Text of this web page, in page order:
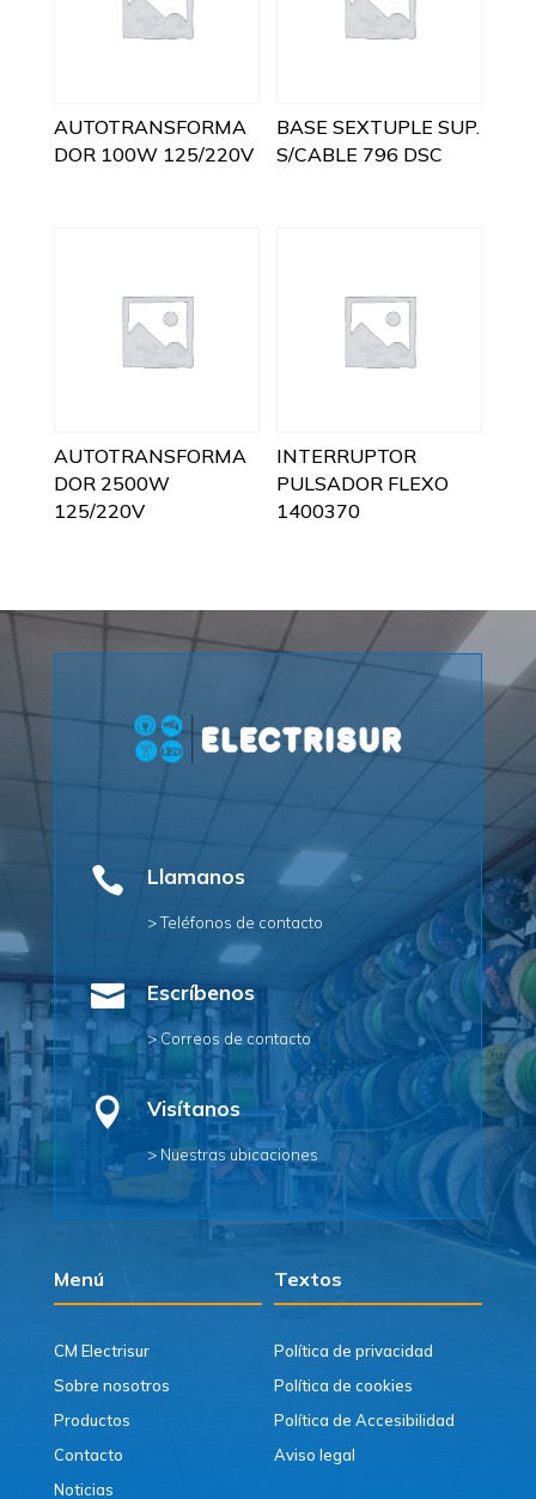
AUTOTRANSFORMA
DOR 100W 125/220V
BASE SEXTUPLE SUP.
S/CABLE 796 DSC
AUTOTRANSFORMA
DOR 2500W
125/220V
INTERRUPTOR
PULSADOR FLEXO
1400370
 Llamanos
> Teléfonos de contacto
 Escríbenos
> Correos de contacto
 Visítanos
> Nuestras ubicaciones
Menú Textos
CM Electrisur
Sobre nosotros
Productos
Contacto
Noticias
Política de privacidad
Política de cookies
Política de Accesibilidad
Aviso legal